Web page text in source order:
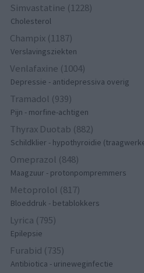
Simvastatine (1228)
Cholesterol
Champix (1187)
Verslavingsziekten
Venlafaxine (1004)
Depressie - antidepressiva overig
Tramadol (939)
Pijn - morfine-achtigen
Thyrax Duotab (882)
Schildklier - hypothyroidie
Omeprazol (848)
Maagzuur - protonpompremmers
Metoprolol (817)
Bloeddruk - betablokkers
Lyrica (795)
Epilepsie
Furabid (735)
Antibiotica - urineweginfectie